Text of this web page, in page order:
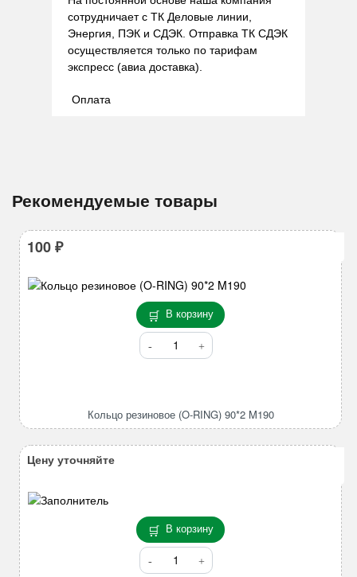
сотрудничает с ТК Деловые линии,
Энергия, ПЭК и СДЭК. Отправка ТК СДЭК
осуществляется только по тарифам
экспресс (авиа доставка).
Оплата
Рекомендуемые товары
В корзину
Количество
товара
RING)
Кольцо резиновое (O-RING) 90*2 M190
100₽
В корзину
Количество
товара
Цену уточняйте